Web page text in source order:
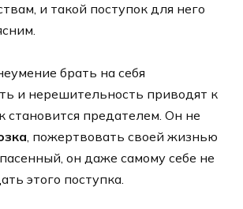
и такой поступок для него
брать на себя
и нерешительность приводят к
становится предателем. Он не
, пожертвовать своей жизнью
он даже самому себе не
этого поступка.